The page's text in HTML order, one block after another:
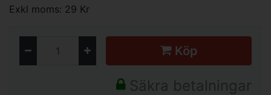
Exkl moms: 29 Kr
Köp
Säkra betalningar